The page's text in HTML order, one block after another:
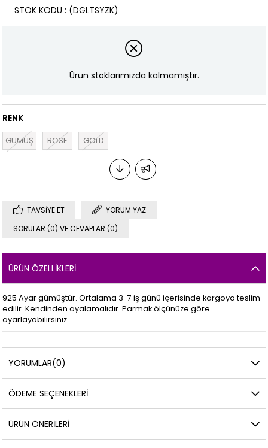
(DGLTSYZK)
STOK KODU
Ürün stoklarımızda kalmamıştır.
RENK
GÜMÜŞ ROSE GOLD
TAVSIYE ET
YORUM YAZ
SORULAR (0) VE CEVAPLAR (0)
ÜRÜN ÖZELLIKLERI
925 Ayar gümüştür. Ortalama 3-7 iş günü içerisinde kargoya teslim
edilir. Kendinden ayalamalıdır. Parmak ölçünüze göre
ayarlayabilirsiniz.
YORUMLAR(0)
ÖDEME SEÇENEKLERI
ÜRÜN ÖNERILERI